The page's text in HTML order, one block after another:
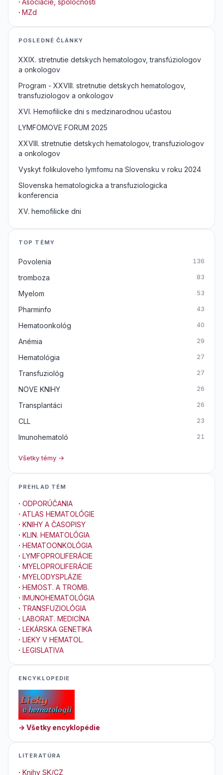
· MZd
POSLEDNÉ ČLÁNKY
XXIX. stretnutie detskych hematologov, transfúziologov
a onkologov
Program - XXVIII. stretnutie detskych hematologov,
transfuziologov a onkologov
XVI. Hemofilicke dni s medzinarodnou učastou
LYMFOMOVE FORUM 2025
XXVIII. stretnutie detskych hematologov, transfuziologov
a onkologov
Vyskyt folikuloveho lymfomu na Slovensku v roku 2024
Slovenska hematologicka a transfuziologicka
konferencia
XV. hemofilicke dni
TOP TÉMY
Povolenia 136
tromboza 83
Myelom 53
Pharminfo 43
Hematoonkológ 40
Anémia 29
Hematológia 27
Transfuziológ 27
NOVE KNIHY 26
Transplantáci 26
CLL 23
Imunohematoló 21
Všetky témy →
PREHLAD TÉM
· ODPORÚČANIA
· ATLAS HEMATOLÓGIE
· KNIHY A ČASOPISY
· KLIN. HEMATOLÓGIA
· HEMATOONKOLÓGIA
· LYMFOPROLIFERÁCIE
· MYELOPROLIFERÁCIE
· MYELODYSPLÁZIE
· HEMOST. A TROMB.
· IMUNOHEMATOLÓGIA
· TRANSFUZIOLÓGIA
· LABORAT. MEDICÍNA
· LEKÁRSKA GENETIKA
· LIEKY V HEMATOL.
· LEGISLATIVA
ENCYKLOPEDIE
→ Všetky encyklopédie
LITERATÚRA
· Knihy SK/CZ